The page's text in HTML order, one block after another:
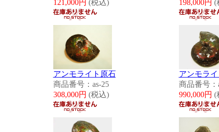
121,000円 (税込) 198,000円 (
アンモライト原石
商品番号：as-25
308,000円 (税込)
アンモラ
商品番号：
990,000円 (